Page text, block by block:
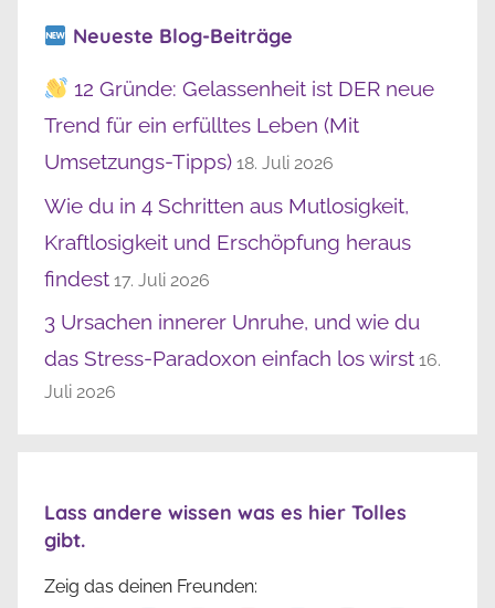
Neueste Blog-Beiträge
12 Gründe: Gelassenheit ist DER neue
Trend für ein erfülltes Leben (Mit
Umsetzungs-Tipps) 18. Juli 2026
Wie du in 4 Schritten aus Mutlosigkeit,
Kraftlosigkeit und Erschöpfung heraus
findest 17. Juli 2026
3 Ursachen innerer Unruhe, und wie du
das Stress-Paradoxon einfach los wirst 16.
Juli 2026
Lass andere wissen was es hier Tolles
gibt.
Zeig das deinen Freunden: